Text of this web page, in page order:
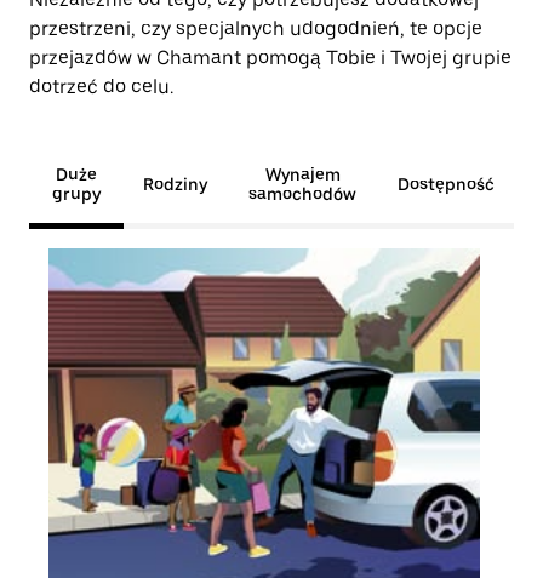
przestrzeni, czy specjalnych udogodnień, te opcje
przejazdów w Chamant pomogą Tobie i Twojej grupie
dotrzeć do celu.
Duże
grupy
Rodziny
Wynajem
samochodów
Dostępność